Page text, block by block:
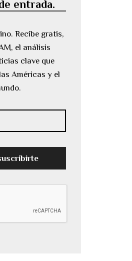
entrada.
Recibe gratis,
el análisis
clave que
Américas y el